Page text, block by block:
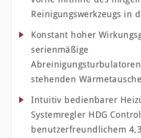
Reinigungswerkzeugs in
Konstant hoher
serienmäßige
stehenden
Intuitiv bedienbarer
Systemregler HDG
benutzerfreundlichem